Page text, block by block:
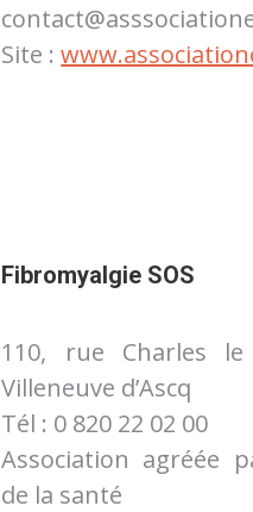
Site :
Fibromyalgie SOS
110, rue Charles
Villeneuve d’Ascq
Tél : 0 820 22 02 00
Association agréée
de la santé